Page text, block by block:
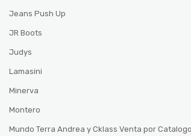
Jeans Push Up
JR Boots
Judys
Lamasini
Minerva
Montero
Mundo Terra Andrea y Cklass Venta por